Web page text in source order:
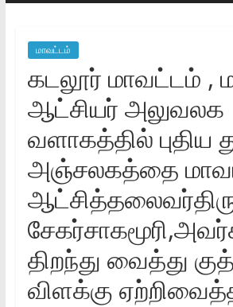
Online
மாவட்டம்
கடலூர் மாவட்டம் ,
ஆட்சியர் அலுவலக
வளாகத்தில்
அஞ்சலகத்தை
திறந்து வைத்து
விளக்கு